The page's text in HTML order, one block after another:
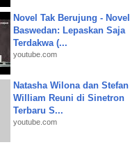
Novel Tak Berujung - Novel
Baswedan: Lepaskan Saja
Terdakwa (...
youtube.com
Natasha Wilona dan Stefan
William Reuni di Sinetron
Terbaru S...
youtube.com